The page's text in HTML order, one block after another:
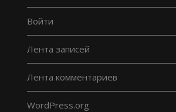
Войти
Лента записей
Лента комментариев
WordPress.org